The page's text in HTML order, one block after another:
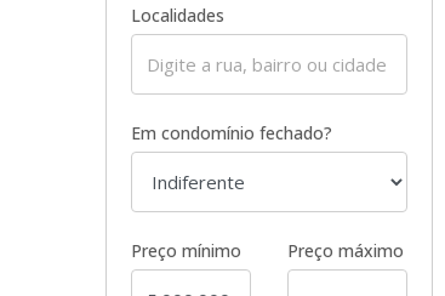
Localidades
Em condomínio fechado?
Preço mínimo Preço máximo